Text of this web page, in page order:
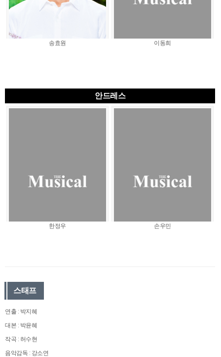
송효원 이동희
안드레스
한정우 손우민
스태프
연출 : 박지혜
대본 : 박윤혜
작곡 : 허수현
음악감독 : 강소연